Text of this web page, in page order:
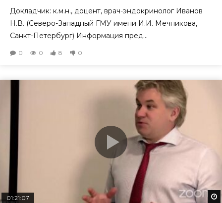
Докладчик: к.м.н., доцент, врач-эндокринолог Иванов
Н.В. (Северо-Западный ГМУ имени И.И. Мечникова,
Санкт-Петербург) Информация пред...
0 0 8 0
01:21:07